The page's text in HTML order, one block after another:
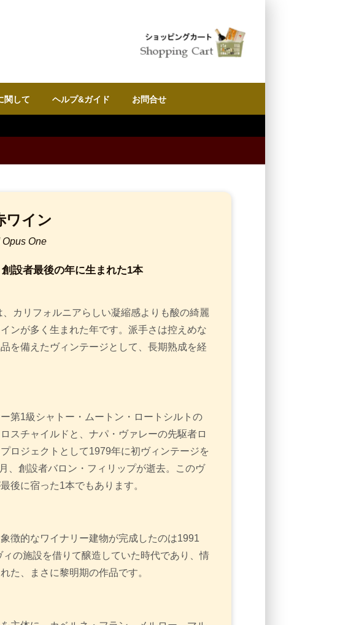
関して ヘルプ&ガイド お問合せ
ワイン
One
設者最後の年に生まれた1本
カリフォルニアらしい凝縮感よりも酸の綺麗
ンが多く生まれた年です。派手さは控えめな
を備えたヴィンテージとして、長期熟成を経
第1級シャトー・ムートン・ロートシルトの
スチャイルドと、ナパ・ヴァレーの先駆者ロ
ロジェクトとして1979年に初ヴィンテージを
、創設者バロン・フィリップが逝去。このヴ
後に宿った1本でもあります。
徴的なワイナリー建物が完成したのは1991
の施設を借りて醸造していた時代であり、情
た、まさに黎明期の作品です。